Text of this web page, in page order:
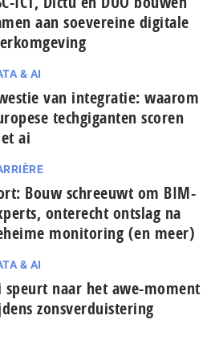
aan soevereine digitale
& AI
van integratie: waarom
tech­gi­gan­ten scoren
ai
Bouw schreeuwt om BIM-
onterecht ontslag na
monitoring (en meer)
& AI
speurt naar het awe-moment
zonsverduistering